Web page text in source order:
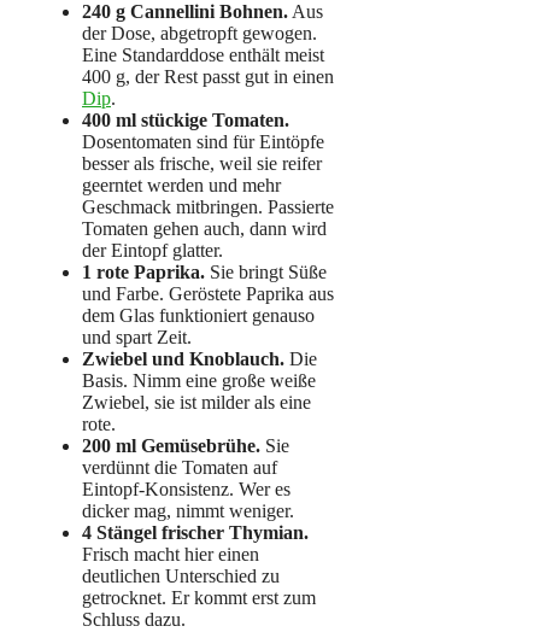
240 g Cannellini Bohnen. Aus
der Dose, abgetropft gewogen.
Eine Standarddose enthält meist
400 g, der Rest passt gut in einen
Dip.
400 ml stückige Tomaten.
Dosentomaten sind für Eintöpfe
besser als frische, weil sie reifer
geerntet werden und mehr
Geschmack mitbringen. Passierte
Tomaten gehen auch, dann wird
der Eintopf glatter.
1 rote Paprika. Sie bringt Süße
und Farbe. Geröstete Paprika aus
dem Glas funktioniert genauso
und spart Zeit.
Zwiebel und Knoblauch. Die
Basis. Nimm eine große weiße
Zwiebel, sie ist milder als eine
rote.
200 ml Gemüsebrühe. Sie
verdünnt die Tomaten auf
Eintopf-Konsistenz. Wer es
dicker mag, nimmt weniger.
4 Stängel frischer Thymian.
Frisch macht hier einen
deutlichen Unterschied zu
getrocknet. Er kommt erst zum
Schluss dazu.